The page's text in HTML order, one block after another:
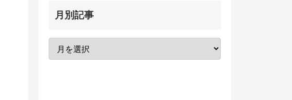
月別記事